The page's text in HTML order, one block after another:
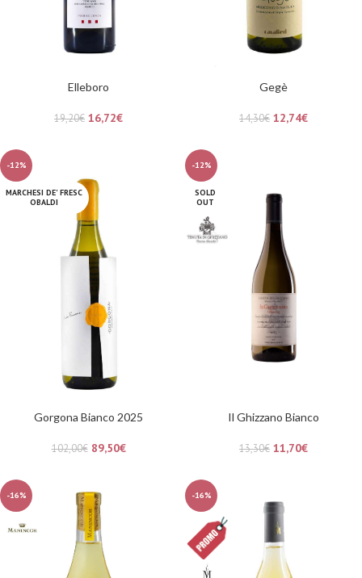
Elleboro
19,20€ 16,72€
Gegè
14,30€ 12,74€
-12%
MARCHESI DE' FRESC
OBALDI
Gorgona Bianco 2025
102,00€ 89,50€
-12%
SOLD
OUT
Il Ghizzano Bianco
13,30€ 11,70€
-16% -16%